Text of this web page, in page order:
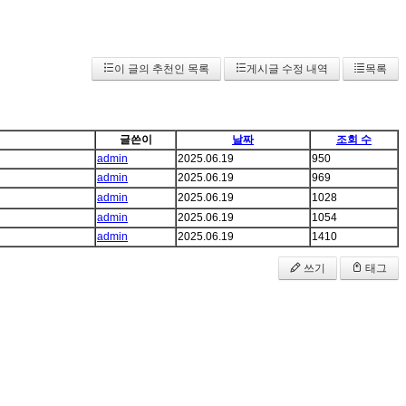
이 글의 추천인 목록 게시글 수정 내역 목록
글쓴이 날짜
조회 수
admin
2025.06.19
950
admin
2025.06.19
969
admin
2025.06.19
1028
admin
2025.06.19
1054
admin
2025.06.19 1410
쓰기 태그